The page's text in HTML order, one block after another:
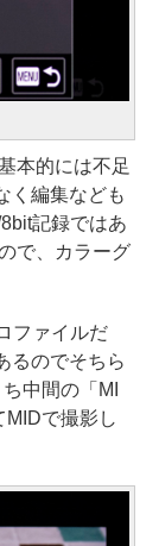
本的には不足
く編集なども
記録ではあ
で、カラーグ
ファイルだ
るのでそちら
中間の「MI
で撮影し